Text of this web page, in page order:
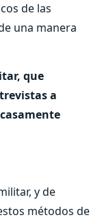
de las
una manera
que
a
y de
métodos de